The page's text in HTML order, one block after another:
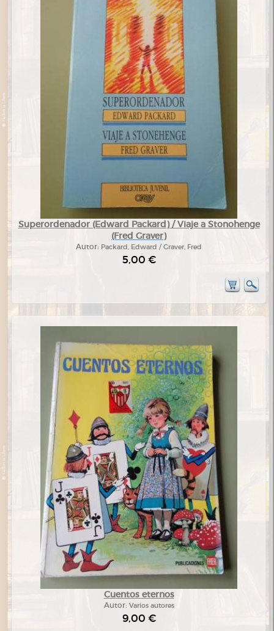
Superordenador (Edward Packard) / Viaje a Stonohenge
(Fred Graver)
Autor: Packard, Edward / Graver, Fred
5,00 €
Cuentos eternos
Autor: Varios autores
9,00 €